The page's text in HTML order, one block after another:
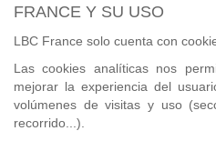
FRANCE Y SU USO
LBC France solo cuenta con
Las cookies analíticas nos
mejorar la experiencia del
volúmenes de visitas y uso
recorrido...).